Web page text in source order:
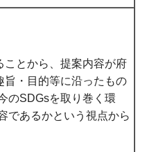
ことから、提案内容が府
旨・目的等に沿ったもの
のSDGsを取り巻く環
であるかという視点から